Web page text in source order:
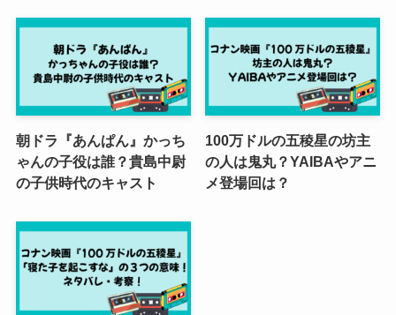
朝ドラ『あんぱん』かっち
ゃんの子役は誰？貴島中尉
の子供時代のキャスト
100万ドルの五稜星の坊主
の人は鬼丸？YAIBAやアニ
メ登場回は？